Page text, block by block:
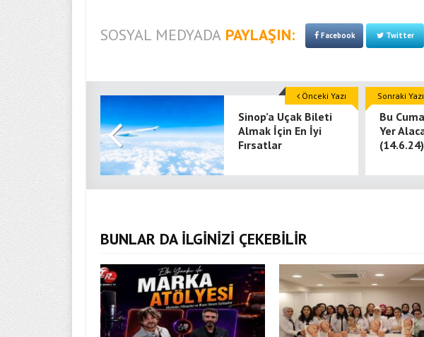
SOSYAL MEDYADA PAYLAŞIN: Facebook Twitter
Sinop’a Uçak Bileti
Almak İçin En İyi
Fırsatlar
Önceki Yazı
Bu
Yer
(14.6.24)
Sonraki Yazı
BUNLAR DA İLGİNİZİ ÇEKEBİLİR